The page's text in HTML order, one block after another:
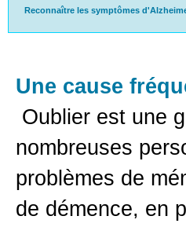
Reconnaître les symptômes
Une cause
Oublier est une
nombreuses
problèmes de
de démence, en